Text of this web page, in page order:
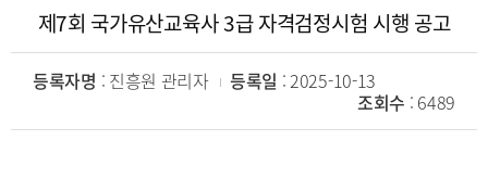
제7회 국가유산교육사 3급 자격검정시험 시행 공고
등록자명 : 진흥원 관리자 등록일 : 2025-10-13
조회수 : 6489